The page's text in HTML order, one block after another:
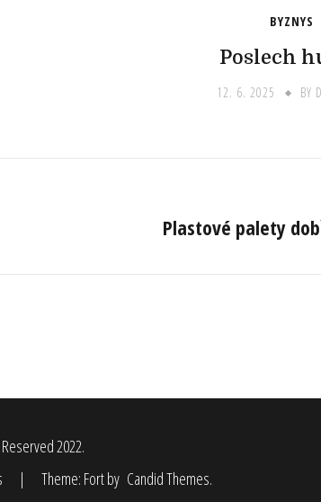
BYZNYS
Poslech
12. 6. 2025 BY
Plastové palety
2022.
| Theme: Fort by Candid Themes.